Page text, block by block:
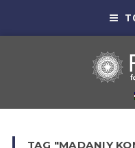
TAG "MADANIY